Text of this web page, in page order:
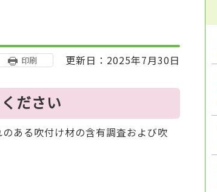
印刷 更新日：2025年7月30日
ださい
ある吹付け材の含有調査および吹